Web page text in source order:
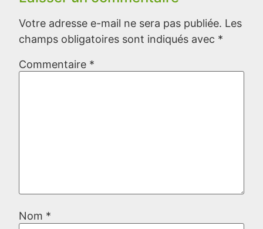
Votre adresse e-mail ne sera pas publiée. Les
champs obligatoires sont indiqués avec *
Commentaire *
Nom *